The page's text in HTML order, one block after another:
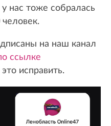
нас тоже собралась
на наш канал
ссылке
это исправить.